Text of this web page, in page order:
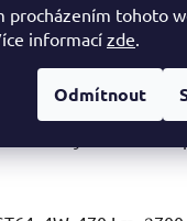
procházením tohoto
informací zde
Odmítnout
98, 80, 62, 44 cm
(1 pro každý otvor)
objímku
kabelových